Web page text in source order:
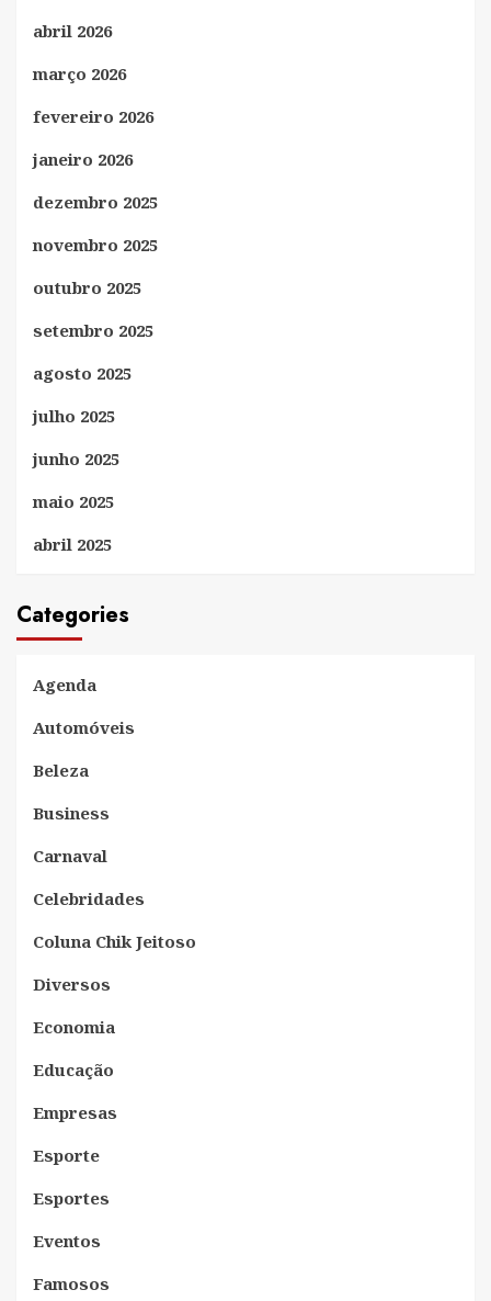
abril 2026
março 2026
fevereiro 2026
janeiro 2026
dezembro 2025
novembro 2025
outubro 2025
setembro 2025
agosto 2025
julho 2025
junho 2025
maio 2025
abril 2025
Categories
Agenda
Automóveis
Beleza
Business
Carnaval
Celebridades
Coluna Chik Jeitoso
Diversos
Economia
Educação
Empresas
Esporte
Esportes
Eventos
Famosos